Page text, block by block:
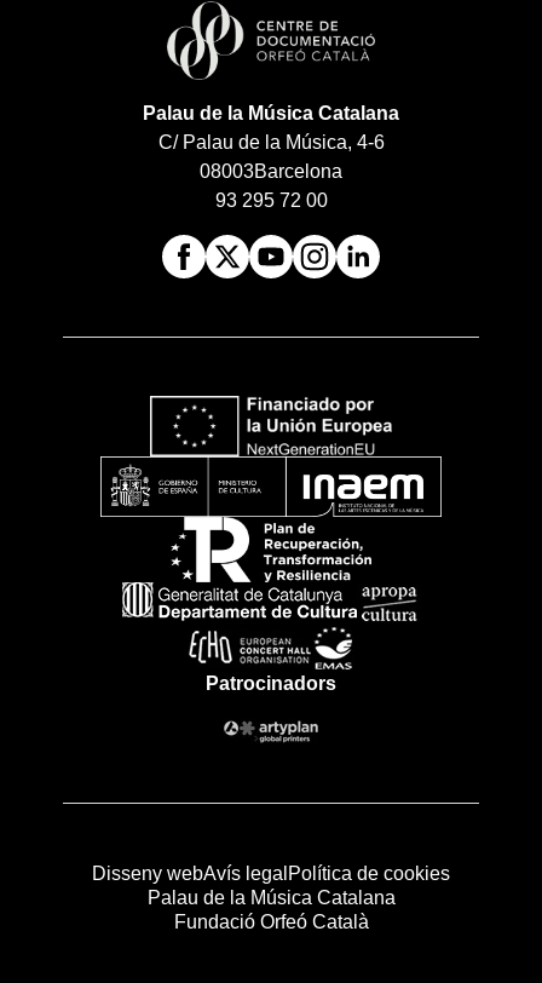
Palau de la Música Catalana
C/ Palau de la Música, 4-6
08003Barcelona
93 295 72 00
Patrocinadors
Disseny webAvís legal Política de cookies
Palau de la Música Catalana
Fundació Orfeó Català